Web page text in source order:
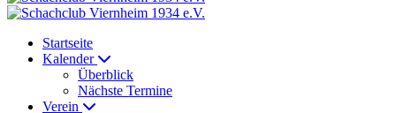
Startseite
Kalender
Überblick
Nächste Termine
Verein